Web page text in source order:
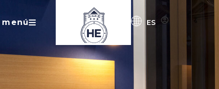
menú ES